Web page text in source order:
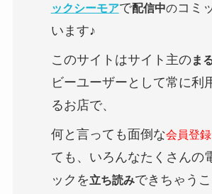
ックシーモアで配信中のコミ
います♪
このサイトはサイト主のま
ビーユーザーとして常に利
るお店で、
何と言っても面倒な会員登録
ても、いろんなたくさんの
ックを立ち読みできちゃう